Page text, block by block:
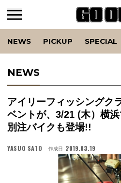
NEWS PICKUP SPECIAL
NEWS
アイリーフィッシングク
ベントが、3/21 (木）横
別注バイクも登場!!
YASUO SATO 作成日 2019.03.19